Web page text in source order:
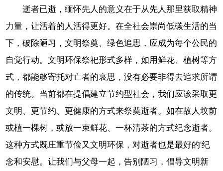
逝者已逝，缅怀先人的意义在于从先人那里获取精神
力量，让活着的人活得更好。在全社会崇尚低碳生活的当
下，破除陋习，文明祭奠、绿色追思，应成为每个公民的
自觉行动。文明环保祭祀形式多样，如用鲜花、植树等方
式，都能够寄托对亡者的哀思，没有必要非得去追求所谓
的传统。当前都在提倡建立节约型社会，我们应该采取更
文明、更节约、更健康的方式来祭奠逝者。如在故人坟前
或植一棵树，或放一束鲜花、一杯清茶的方式纪念逝者。
这种方式既庄重节俭又文明环保，对逝者也是最好的'纪
念和安慰。让我们与父母一起，告别陋习，倡导文明新